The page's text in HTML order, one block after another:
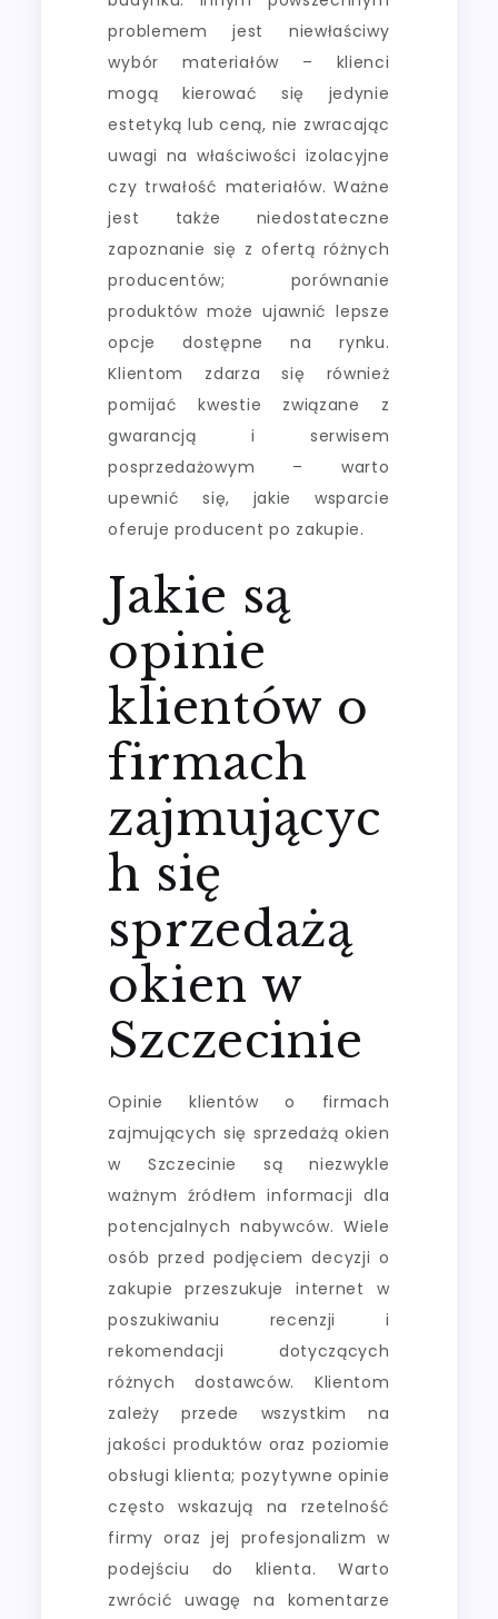
problemem jest niewłaściwy
wybór materiałów – klienci
mogą kierować się jedynie
estetyką lub ceną, nie zwracając
uwagi na właściwości izolacyjne
czy trwałość materiałów. Ważne
jest także niedostateczne
zapoznanie się z ofertą różnych
producentów; porównanie
produktów może ujawnić lepsze
opcje dostępne na rynku.
Klientom zdarza się również
pomijać kwestie związane z
gwarancją i serwisem
posprzedażowym – warto
upewnić się, jakie wsparcie
oferuje producent po zakupie.
Jakie są
opinie
klientów o
firmach
zajmującyc
h się
sprzedażą
okien w
Szczecinie
Opinie klientów o firmach
zajmujących się sprzedażą okien
w Szczecinie są niezwykle
ważnym źródłem informacji dla
potencjalnych nabywców. Wiele
osób przed podjęciem decyzji o
zakupie przeszukuje internet w
poszukiwaniu recenzji i
rekomendacji dotyczących
różnych dostawców. Klientom
zależy przede wszystkim na
jakości produktów oraz poziomie
obsługi klienta; pozytywne opinie
często wskazują na rzetelność
firmy oraz jej profesjonalizm w
podejściu do klienta. Warto
zwrócić uwagę na komentarze